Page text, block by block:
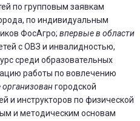
по групповым заявкам
по индивидуальным
ФосАгро; впервые в области
с ОВЗ и инвалидностью,
среди образовательных
работы по вовлечению
организовангородской
и инструкторов по физической
и методическим основам